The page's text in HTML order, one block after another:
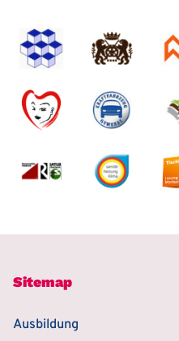
Sitemap
Ausbildung